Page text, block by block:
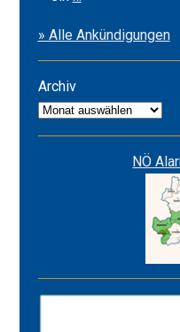
&
Alarmstufe
» Alle Ankündigungen
Archiv
Archiv
NÖ